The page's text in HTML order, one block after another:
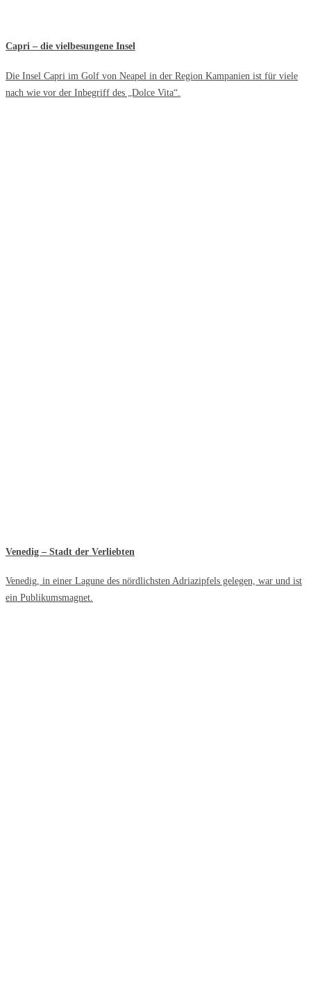
Capri – die vielbesungene Insel
Die Insel Capri im Golf von Neapel in der Region Kampanien ist für viele
nach wie vor der Inbegriff des „Dolce Vita“.
Venedig – Stadt der Verliebten
Venedig, in einer Lagune des nördlichsten Adriazipfels gelegen, war und ist
ein Publikumsmagnet.